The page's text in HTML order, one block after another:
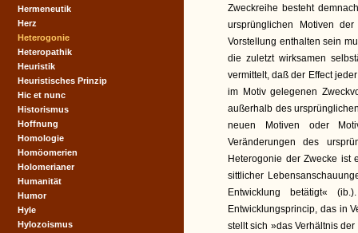
Zweckreihe besteht
ursprünglichen Motiven
Vorstellung enthalten sein
die zuletzt wirksamen
vermittelt, daß der Effect
im Motiv gelegenen
außerhalb des
neuen Motiven oder
Veränderungen des
Heterogonie der Zwecke ist
sittlicher
Entwicklung betätigt«
Entwicklungsprincip, das in
stellt sich »das Verhältnis der
Hermeneutik
Herz
Heterogonie
Heteropathik
Heuristik
Heuristisches Prinzip
Hic et nunc
Historismus
Hoffnung
Homologie
Homöomerien
Holomerianer
Humanität
Humor
Hyle
Hylozoismus